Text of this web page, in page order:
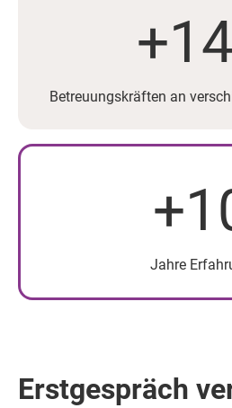
Betreuungskräften an
Jahre
Erstgespräch